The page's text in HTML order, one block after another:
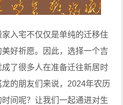
家入宅不仅仅是单纯的迁移住
好祈愿。因此，选择一个吉
了很多人在准备迁往新居时
的朋友们来说，2024年农历
间呢？让我们一起通进对生